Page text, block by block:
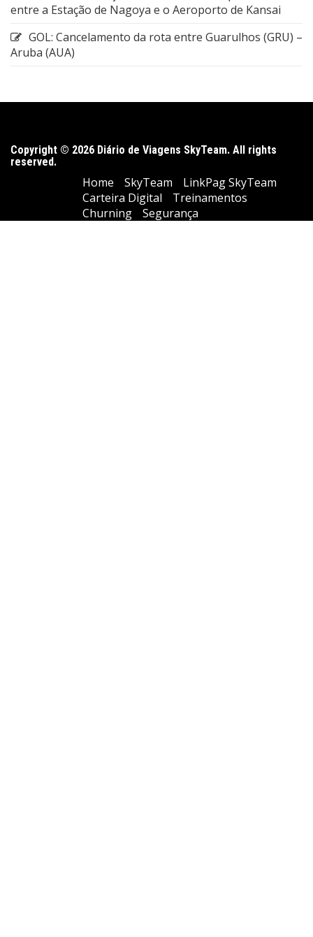
entre a Estação de Nagoya e o Aeroporto de Kansai
GOL: Cancelamento da rota entre Guarulhos (GRU) –
Aruba (AUA)
Copyright © 2026 Diário de Viagens SkyTeam. All rights
reserved.
Home SkyTeam
LinkPag SkyTeam
Carteira Digital
Treinamentos
Churning
Segurança